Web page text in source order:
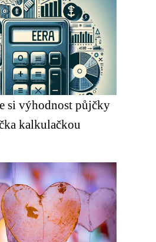
si výhodnost půjčky
kalkulačkou